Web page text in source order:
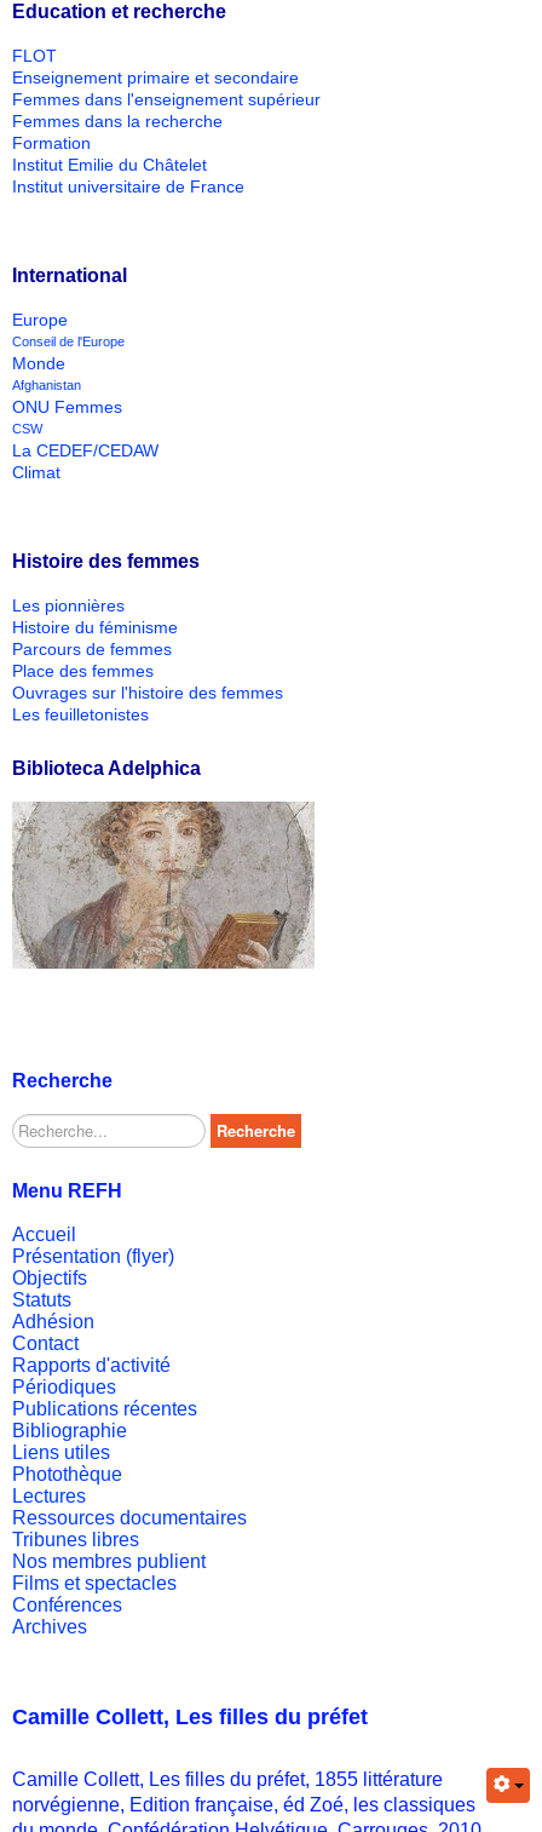
Education et recherche
FLOT
Enseignement primaire et secondaire
Femmes dans l'enseignement supérieur
Femmes dans la recherche
Formation
Institut Emilie du Châtelet
Institut universitaire de France
International
Europe
Conseil de l'Europe
Monde
Afghanistan
ONU Femmes
CSW
La CEDEF/CEDAW
Climat
Histoire des femmes
Les pionnières
Histoire du féminisme
Parcours de femmes
Place des femmes
Ouvrages sur l'histoire des femmes
Les feuilletonistes
Biblioteca Adelphica
Recherche
Rechercher Recherche
Menu REFH
Accueil
Présentation (flyer)
Objectifs
Statuts
Adhésion
Contact
Rapports d'activité
Périodiques
Publications récentes
Bibliographie
Liens utiles
Photothèque
Lectures
Ressources documentaires
Tribunes libres
Nos membres publient
Films et spectacles
Conférences
Archives
Camille Collett, Les filles du préfet
Camille Collett, Les filles du préfet, 1855 littérature
norvégienne, Edition française, éd Zoé, les classiques